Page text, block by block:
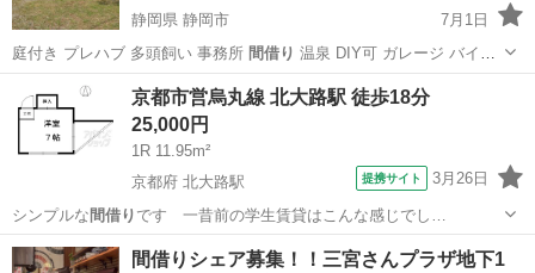
静岡県 静岡市
7月1日
庭付き プレハブ 多頭飼い 事務所 間借り 温泉 DIY可 ガレージ バイク
駐…
静岡市 レンタルオフィス 物件
京都市営烏丸線 北大路駅 徒歩18分
25,000円
1R 11.95m²
京都府 北大路駅
提携サイト 3月26日
シンプルな 間借り です 一昔前の学生賃貸はこんな感じでし…
京都 京都市 北大路駅 アパート
間借りシェア募集！！三宮さんプラザ地下1